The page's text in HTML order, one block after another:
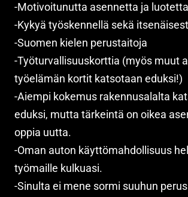
-Motivoitunutta asennetta ja
-Kykyä työskennellä sekä
-Suomen kielen perustaitoja
-Työturvallisuuskorttia (myös muut
työelämän kortit katsotaan eduksi!)
-Aiempi kokemus rakennusalalta
eduksi, mutta tärkeintä on oikea
oppia uutta.
-Oman auton käyttömahdollisuus
työmaille kulkuasi.
-Sinulta ei mene sormi suuhun perus